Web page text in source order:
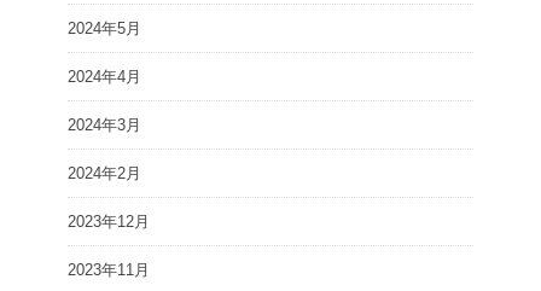
2024年5月
2024年4月
2024年3月
2024年2月
2023年12月
2023年11月